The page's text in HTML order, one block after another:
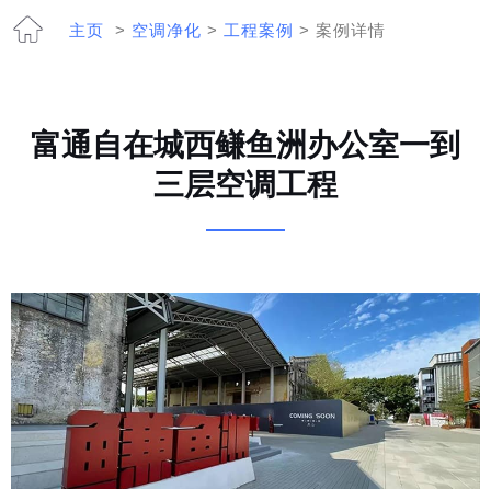
主页 > 空调净化 > 工程案例 > 案例详情
富通自在城西鳒鱼洲办公室一到
三层空调工程